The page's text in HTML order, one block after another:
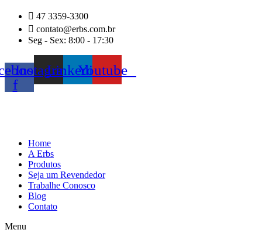
conteúdo
47 3359-3300
contato@erbs.com.br
Seg - Sex: 8:00 - 17:30
f
InstagramLinkedinYoutube
Home
A Erbs
Produtos
Seja um Revendedor
Trabalhe Conosco
Blog
Contato
Menu